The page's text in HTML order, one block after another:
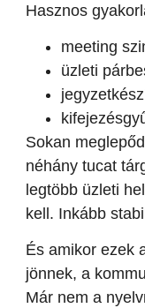
Hasznos
meeting
üzleti
Sokan
néhány tucat
legtöbb üzleti
kell. Inkább
És amikor ezek
jönnek, a
Már nem a